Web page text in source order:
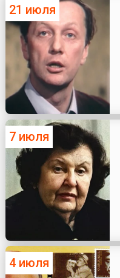
21 июля
7 июля
4 июля